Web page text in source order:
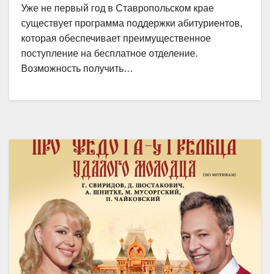
целью поступления в
медицинский вуз в районе.
Уже не первый год в Ставропольском крае
существует программа поддержки абитуриентов,
которая обеспечивает преимущественное
поступление на бесплатное отделение.
Возможность получить…